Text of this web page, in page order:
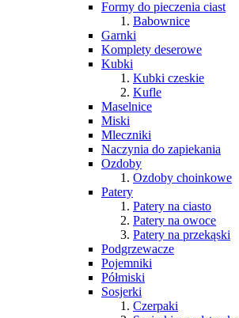
Formy do pieczenia ciast
Babownice
Garnki
Komplety deserowe
Kubki
Kubki czeskie
Kufle
Maselnice
Miski
Mleczniki
Naczynia do zapiekania
Ozdoby
Ozdoby choinkowe
Patery
Patery na ciasto
Patery na owoce
Patery na przekąski
Podgrzewacze
Pojemniki
Półmiski
Sosjerki
Czerpaki